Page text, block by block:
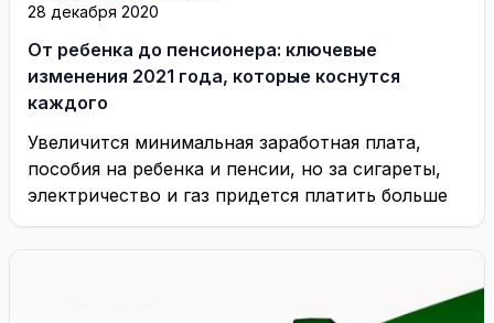
28 декабря 2020
От ребенка до пенсионера: ключевые
изменения 2021 года, которые коснутся
каждого
Увеличится минимальная заработная плата,
пособия на ребенка и пенсии, но за сигареты,
электричество и газ придется платить больше